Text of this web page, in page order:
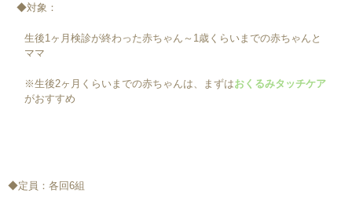
◆対象：
生後1ヶ月検診が終わった赤ちゃん～1歳くらいまでの赤ちゃんと
ママ
※生後2ヶ月くらいまでの赤ちゃんは、まずはおくるみタッチケア
がおすすめ
◆定員：各回6組